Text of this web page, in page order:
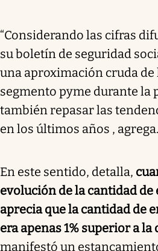
“Considerando las cifras
su boletín de seguridad
una aproximación cruda de
segmento pyme durante la
también repasar las
en los últimos años , agrega.
En este sentido, detalla,
evolución de la cantidad de
aprecia que la cantidad de
era apenas 1% superior a la
manifestó un